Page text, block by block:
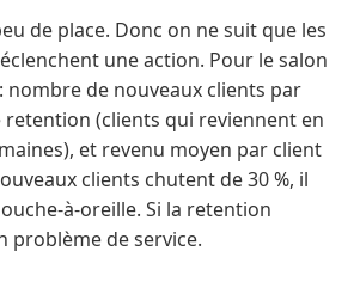
de place. Donc on ne suit que les
une action. Pour le salon
nombre de nouveaux clients par
retention (clients qui reviennent en
et revenu moyen par client
clients chutent de 30 %, il
à-oreille. Si la retention
problème de service.